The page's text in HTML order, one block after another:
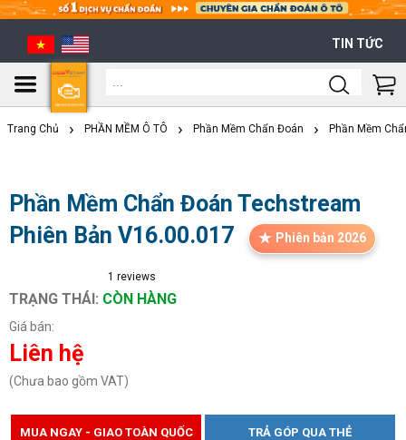
TIN TỨC
Cart
Trang Chủ PHẦN MỀM Ô TÔ Phần Mềm Chẩn Đoán Phần Mềm
Phần Mềm Chẩn Đoán Techstream
Phiên Bản V16.00.017
Phiên bản 2026
1 reviews
TRẠNG THÁI: CÒN HÀNG
Giá bán:
Liên hệ
(Chưa bao gồm VAT)
MUA NGAY - GIAO TOÀN QUỐC TRẢ GÓP QUA THẺ